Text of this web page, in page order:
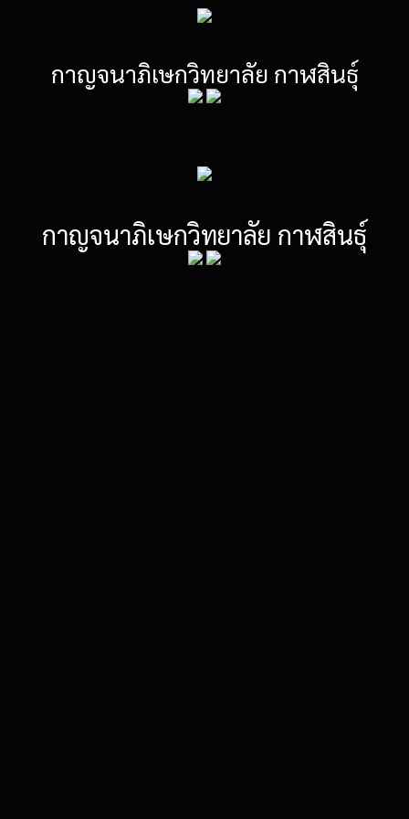
กาญจนาภิเษกวิทยาลัย กาฬสินธุ์
กาญจนาภิเษกวิทยาลัย กาฬสินธุ์